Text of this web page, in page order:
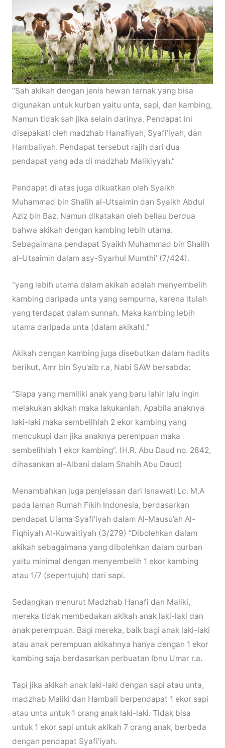
“Sah akikah dengan jenis hewan ternak yang bisa
digunakan untuk kurban yaitu unta, sapi, dan kambing,
Namun tidak sah jika selain darinya. Pendapat ini
disepakati oleh madzhab Hanafiyah, Syafi’iyah, dan
Hambaliyah. Pendapat tersebut rajih dari dua
pendapat yang ada di madzhab Malikiyyah.”
Pendapat di atas juga dikuatkan oleh Syaikh
Muhammad bin Shalih al-Utsaimin dan Syaikh Abdul
Aziz bin Baz. Namun dikatakan oleh beliau berdua
bahwa akikah dengan kambing lebih utama.
Sebagaimana pendapat Syaikh Muhammad bin Shalih
al-Utsaimin dalam asy-Syarhul Mumthi’ (7/424).
“yang lebih utama dalam akikah adalah menyembelih
kambing daripada unta yang sempurna, karena itulah
yang terdapat dalam sunnah. Maka kambing lebih
utama daripada unta (dalam akikah).”
Akikah dengan kambing juga disebutkan dalam hadits
berikut, Amr bin Syu’aib r.a, Nabi SAW bersabda:
“Siapa yang memiliki anak yang baru lahir lalu ingin
melakukan akikah maka lakukanlah. Apabila anaknya
laki-laki maka sembelihlah 2 ekor kambing yang
mencukupi dan jika anaknya perempuan maka
sembelihlah 1 ekor kambing”. (H.R. Abu Daud no. 2842,
dihasankan al-Albani dalam Shahih Abu Daud)
Menambahkan juga penjelasan dari Isnawati Lc. M.A
pada laman Rumah Fikih Indonesia, berdasarkan
pendapat Ulama Syafi’iyah dalam Al-Mausu’ah Al-
Fiqhiyah Al-Kuwaitiyah (3/279) “Dibolehkan dalam
akikah sebagaimana yang dibolehkan dalam qurban
yaitu minimal dengan menyembelih 1 ekor kambing
atau 1/7 (sepertujuh) dari sapi.
Sedangkan menurut Madzhab Hanafi dan Maliki,
mereka tidak membedakan akikah anak laki-laki dan
anak perempuan. Bagi mereka, baik bagi anak laki-laki
atau anak perempuan akikahnya hanya dengan 1 ekor
kambing saja berdasarkan perbuatan Ibnu Umar r.a.
Tapi jika akikah anak laki-laki dengan sapi atau unta,
madzhab Maliki dan Hambali berpendapat 1 ekor sapi
atau unta untuk 1 orang anak laki-laki. Tidak bisa
untuk 1 ekor sapi untuk akikah 7 orang anak, berbeda
dengan pendapat Syafi’iyah.